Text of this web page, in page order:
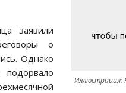
Иллюстрация:
заявили
о
Однако